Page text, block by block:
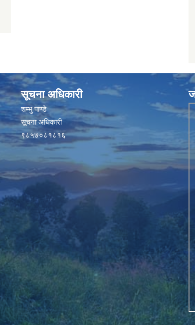
सूचना अधिकारी
शम्भु पाण्डे
सूचना अधिकारी
९८५७०८१८१६